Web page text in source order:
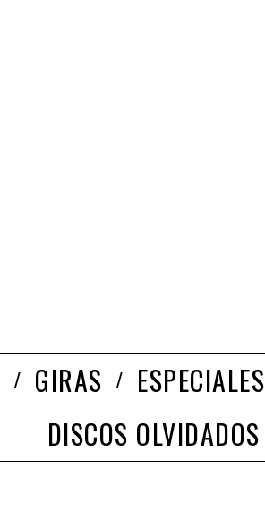
GIRAS ESPECIALES
DISCOS OLVIDADOS